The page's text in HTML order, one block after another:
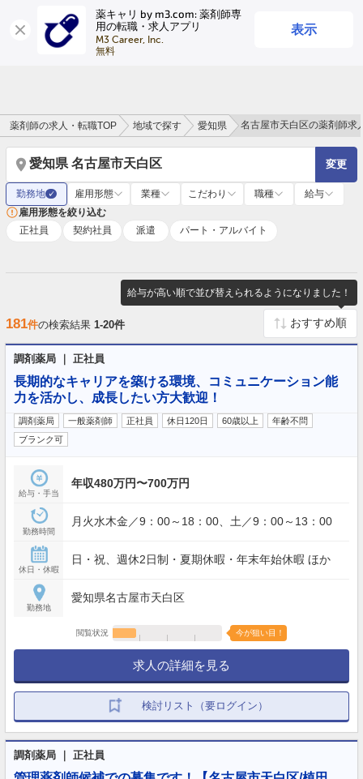
薬キャリ by m3.com: 薬剤師専
用の転職・求人アプリ
M3 Career, Inc.
無料
表示
ログイン
薬剤師の求人・転職TOP 地域で探す 愛知県 名古屋市天白区の薬剤師求
愛知県 名古屋市天白区 変更
勤務地 ✓ 雇用形態 業種 こだわり 職種
給与
雇用形態を絞り込む
正社員
契約社員 派遣 パート・アルバイト
給与が高い順で並び替えられるようになりました！
181件の検索結果 1-20件
調剤薬局 ｜ 正社員
長期的なキャリアを築ける環境、コミュニケーション能
力を活かし、成長したい方大歓迎！
調剤薬局 一般薬剤師 正社員 休日120日 60歳以上
年齢不問
ブランク可
給与・手当
年収480万円〜700万円
勤務時間
月火水木金／9：00～18：00、土／9：00～13：00
休日・休暇
日・祝、週休2日制・夏期休暇・年末年始休暇 ほか
勤務地
愛知県名古屋市天白区
閲覧状況 今が狙い目！
求人の詳細を見る
検討リスト（要ログイン）
調剤薬局 ｜ 正社員